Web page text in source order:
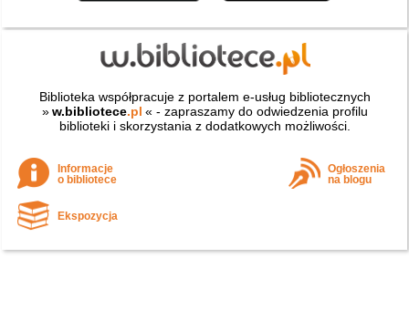
Biblioteka współpracuje z portalem e-usług bibliotecznych
» w.bibliotece.pl « - zapraszamy do odwiedzenia profilu
biblioteki i skorzystania z dodatkowych możliwości.
Informacje
o bibliotece
Ogłoszenia
na blogu
Ekspozycja